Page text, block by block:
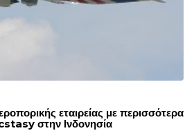
εταιρείας με περισσότερα
στην Ινδονησία